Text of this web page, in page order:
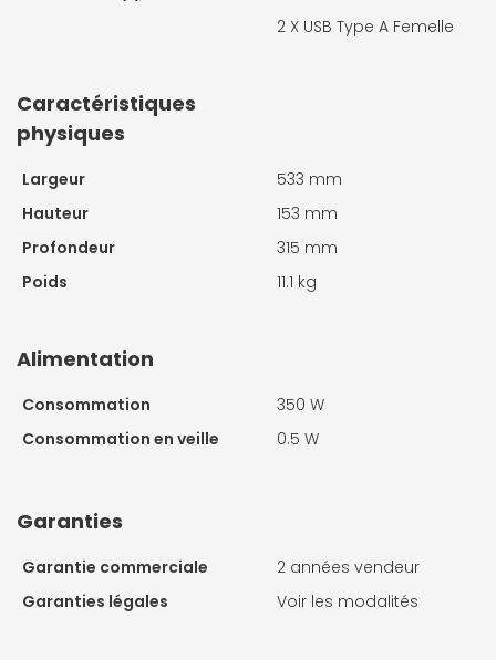
2 X USB Type A Femelle
Caractéristiques
physiques
Largeur
533 mm
Hauteur
153 mm
Profondeur
315 mm
Poids
11.1 kg
Alimentation
Consommation
350 W
Consommation en veille
0.5 W
Garanties
Garantie commerciale
2 années vendeur
Garanties légales
Voir les modalités